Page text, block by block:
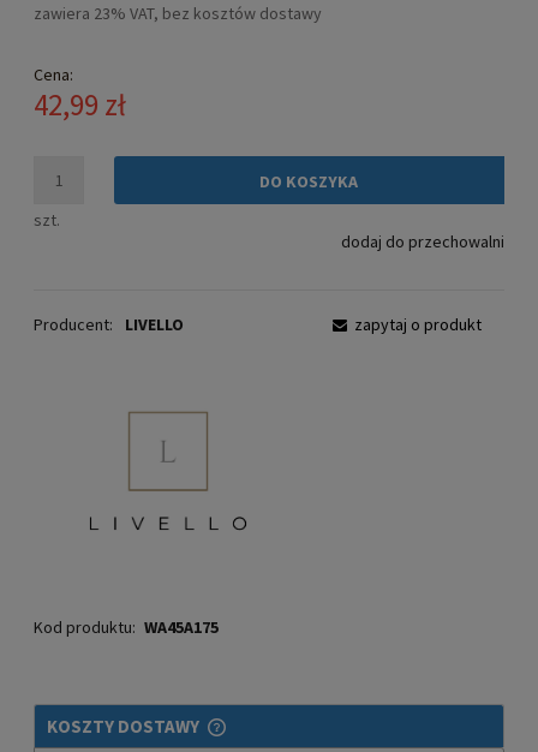
zawiera 23% VAT, bez kosztów dostawy
Cena:
42,99 zł
szt.
DO KOSZYKA
dodaj do przechowalni
Producent: LIVELLO
Kod produktu: WA45A175
zapytaj o produkt
KOSZTY DOSTAWY
CENA NIE ZAWIERA EWENTUALNYCH KOSZTÓW PŁATNOŚCI